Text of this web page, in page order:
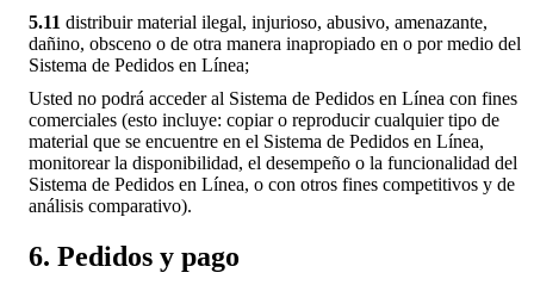
5.11 distribuir material ilegal, injurioso, abusivo, amenazante,
dañino, obsceno o de otra manera inapropiado en o por medio del
Sistema de Pedidos en Línea;
Usted no podrá acceder al Sistema de Pedidos en Línea con fines
comerciales (esto incluye: copiar o reproducir cualquier tipo de
material que se encuentre en el Sistema de Pedidos en Línea,
monitorear la disponibilidad, el desempeño o la funcionalidad del
Sistema de Pedidos en Línea, o con otros fines competitivos y de
análisis comparativo).
6. Pedidos y pago